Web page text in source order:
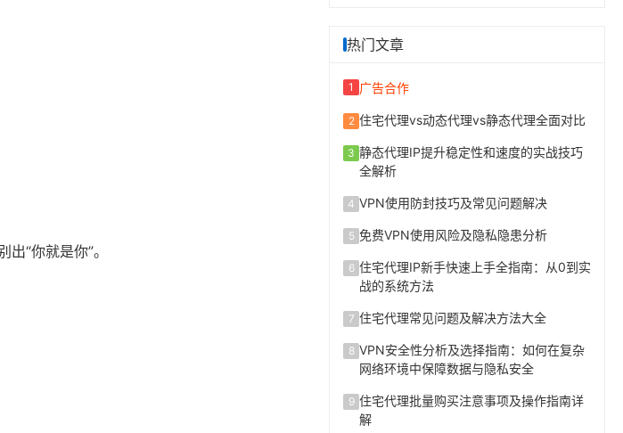
“你就是你”。
热门文章
1 广告合作
2 住宅代理vs动态代理vs静态代理全面对比
3 静态代理IP提升稳定性和速度的实战技巧
全解析
4 VPN使用防封技巧及常见问题解决
5 免费VPN使用风险及隐私隐患分析
6 住宅代理IP新手快速上手全指南：从0到实
战的系统方法
7 住宅代理常见问题及解决方法大全
8 VPN安全性分析及选择指南：如何在复杂
网络环境中保障数据与隐私安全
9 住宅代理批量购买注意事项及操作指南详
解